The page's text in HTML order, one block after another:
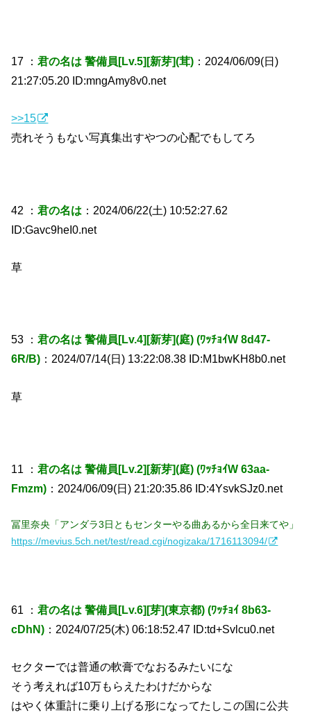
17 ：君の名は 警備員[Lv.5][新芽](茸) ：2024/06/09(日)
21:27:05.20 ID:mngAmy8v0.net
>>15
売れそうもない写真集出すやつの心配でもしてろ
42 ：君の名は ：2024/06/22(土) 10:52:27.62
ID:Gavc9heI0.net
草
53 ：君の名は 警備員[Lv.4][新芽](庭) (ﾜｯﾁｮｲW 8d47-
6R/B) ：2024/07/14(日) 13:22:08.38 ID:M1bwKH8b0.net
草
11 ：君の名は 警備員[Lv.2][新芽](庭) (ﾜｯﾁｮｲW 63aa-
Fmzm) ：2024/06/09(日) 21:20:35.86 ID:4YsvkSJz0.net
冨里奈央「アンダラ3日ともセンターやる曲あるから全日来てや」
https://mevius.5ch.net/test/read.cgi/nogizaka/1716113094/
61 ：君の名は 警備員[Lv.6][芽](東京都) (ﾜｯﾁｮｲ 8b63-
cDhN) ：2024/07/25(木) 06:18:52.47 ID:td+Svlcu0.net
セクターでは普通の軟膏でなおるみたいにな
そう考えれば10万もらえたわけだからな
はやく体重計に乗り上げる形になってたしこの国に公共